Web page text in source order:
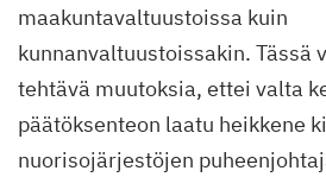
maakuntavaltuustoissa kuin
kunnanvaltuustoissakin. Tässä
tehtävä muutoksia, ettei valta
päätöksenteon laatu heikkene
nuorisojärjestöjen